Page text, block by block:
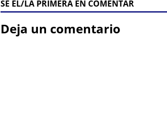
SÉ ÉL/LA PRIMERA EN COMENTAR
Deja un comentario